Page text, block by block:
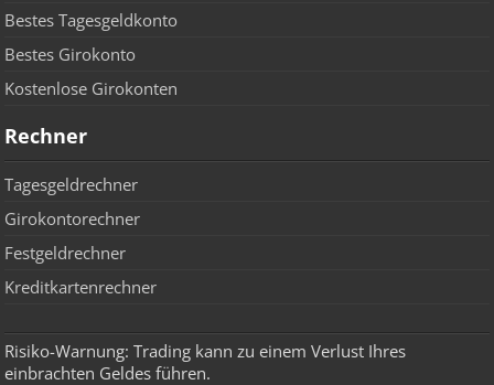
Bestes Tagesgeldkonto
Bestes Girokonto
Kostenlose Girokonten
Rechner
Tagesgeldrechner
Girokontorechner
Festgeldrechner
Kreditkartenrechner
Risiko-Warnung: Trading kann zu einem Verlust Ihres
einbrachten Geldes führen.